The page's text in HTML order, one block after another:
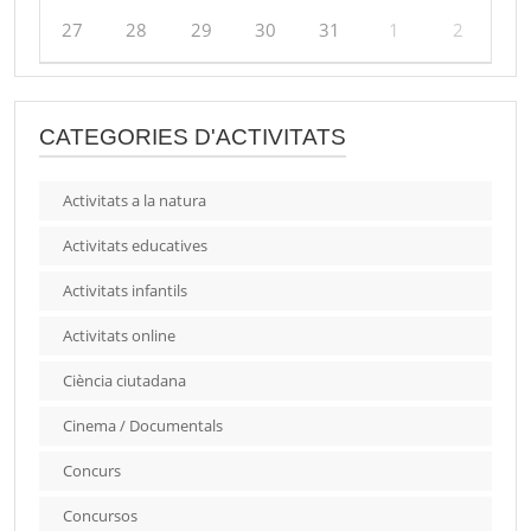
27 28 29 30 31 1 2
CATEGORIES D'ACTIVITATS
Activitats a la natura
Activitats educatives
Activitats infantils
Activitats online
Ciència ciutadana
Cinema / Documentals
Concurs
Concursos